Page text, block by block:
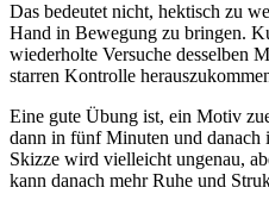
Das bedeutet nicht, hektisch zu
Hand in Bewegung zu bringen.
wiederholte Versuche desselben
starren Kontrolle
Eine gute Übung ist, ein Motiv
dann in fünf Minuten und
Skizze wird vielleicht ungenau,
kann danach mehr Ruhe und